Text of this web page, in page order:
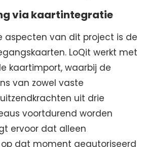
via kaartintegratie
aspecten van dit project is de
LoQit werkt met
kaartimport, waarbij de
van zowel vaste
uit drie
voortdurend worden
ervoor dat alleen
dat moment geautoriseerd